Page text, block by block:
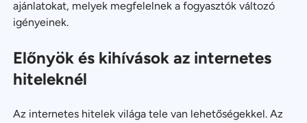
ajánlatokat, melyek megfelelnek a fogyasztók változó
igényeinek.
Előnyök és kihívások az internetes
hiteleknél
Az internetes hitelek világa tele van lehetőségekkel. Az